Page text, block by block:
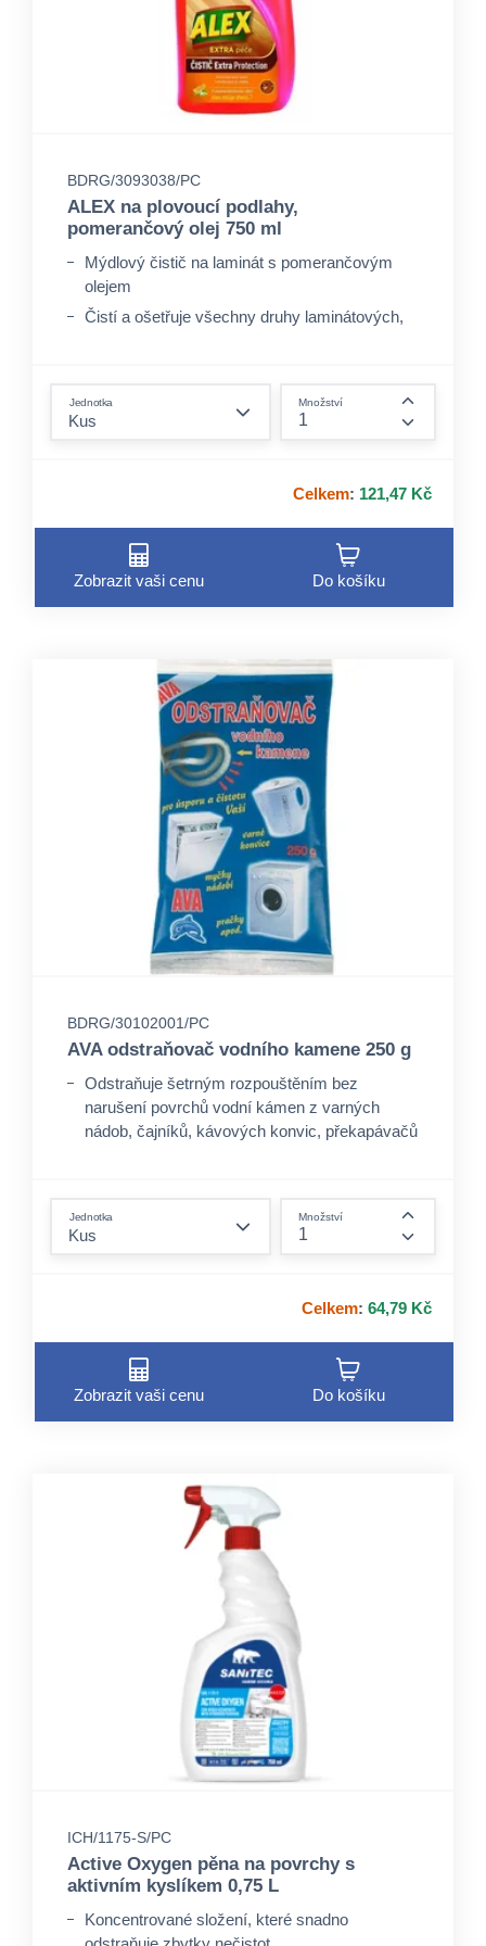
BDRG/3093038/PC
ALEX na plovoucí podlahy,
pomerančový olej 750 ml
Mýdlový čistič na laminát s pomerančovým
olejem
Čistí a ošetřuje všechny druhy laminátových,
Jednotka Množství
Celkem: 121,47 Kč
Zobrazit vaši cenu Do košíku
BDRG/30102001/PC
AVA odstraňovač vodního kamene 250 g
Odstraňuje šetrným rozpouštěním bez
narušení povrchů vodní kámen z varných
nádob, čajníků, kávových konvic, překapávačů
Jednotka Množství
Celkem: 64,79 Kč
Zobrazit vaši cenu Do košíku
ICH/1175-S/PC
Active Oxygen pěna na povrchy s
aktivním kyslíkem 0,75 L
Koncentrované složení, které snadno